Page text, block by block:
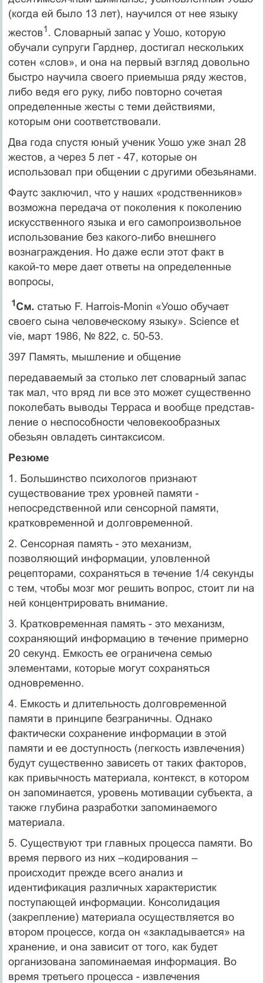
(когда ей было 13 лет), научился от нее языку
жестов1. Словарный запас у Уошо, которую
обучали супруги Гарднер, достигал нескольких
сотен «слов», и она на первый взгляд довольно
быстро научила своего приемыша ряду жестов,
либо ведя его руку, либо повторно сочетая
определенные жесты с теми действиями,
которым они соответствовали.
Два года спустя юный ученик Уошо уже знал 28
жестов, а через 5 лет - 47, которые он
использовал при общении с другими обезьянами.
Фаутс заключил, что у наших «родственников»
возможна передача от поколения к поколению
искусственного языка и его самопроизвольное
использование без какого-либо внешнего
вознаграждения. Но даже если этот факт в
какой-то мере дает ответы на определенные
вопросы,
1См. статью F. Harrois-Monin «Уошо обучает
своего сына человеческому языку». Science et
vie, март 1986, № 822, с. 50-53.
397 Память, мышление и общение
передаваемый за столько лет словарный запас
так мал, что вряд ли все это может существенно
поколебать выводы Терраса и вообще представ­
ление о неспособности человекообразных
обезьян овладеть синтаксисом.
Резюме
1. Большинство психологов признают
существование трех уровней памяти -
непосредственной или сенсорной памяти,
кратковременной и долговременной.
2. Сенсорная память - это механизм,
позволяющий информации, уловленной
рецепторами, сохраняться в течение 1/4 секунды
с тем, чтобы мозг мог решить вопрос, стоит ли на
ней концентрировать внимание.
3. Кратковременная память - это механизм,
сохраняющий информа­цию в течение примерно
20 секунд. Емкость ее ограничена семью
элементами, которые могут сохраняться
одновременно.
4. Емкость и длительность долговременной
памяти в принципе безграничны. Однако
фактически сохранение информации в этой
памяти и ее доступность (легкость извлечения)
будут существенно зависеть от таких факторов,
как привычность материала, контекст, в котором
он запоминается, уровень мотивации субъекта, а
также глубина разработки запоминаемого
материала.
5. Существуют три главных процесса памяти. Во
время первого из них –кодирования –
происходит прежде всего анализ и
идентификация различных характеристик
поступающей информации. Консолидация
(закрепление) материала осуществляется во
втором процессе, когда он «закладывается» на
хранение, и она зависит от того, как будет
организо­вана запоминаемая информация. Во
время третьего процесса - извлече­ния